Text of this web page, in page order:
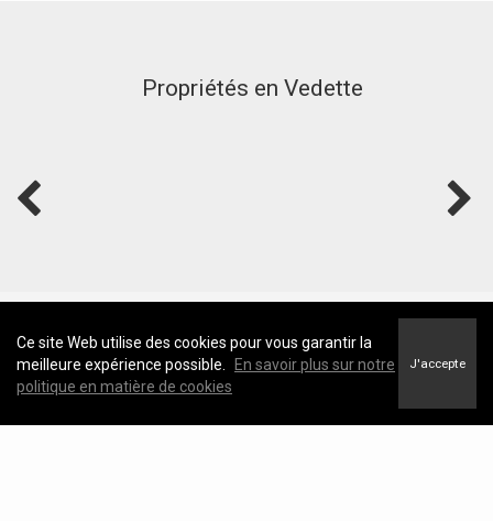
Propriétés en Vedette
Ce site Web utilise des cookies pour vous garantir la
meilleure expérience possible.
En savoir plus sur notre
politique en matière de cookies
J'accepte